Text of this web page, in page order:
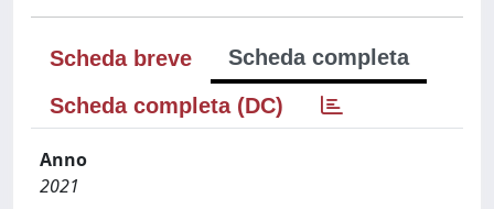
Scheda breve
Scheda completa
Scheda completa (DC)
Anno
2021